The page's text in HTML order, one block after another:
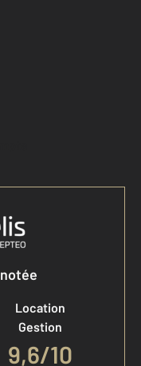
Location
Gestion
9,6/10